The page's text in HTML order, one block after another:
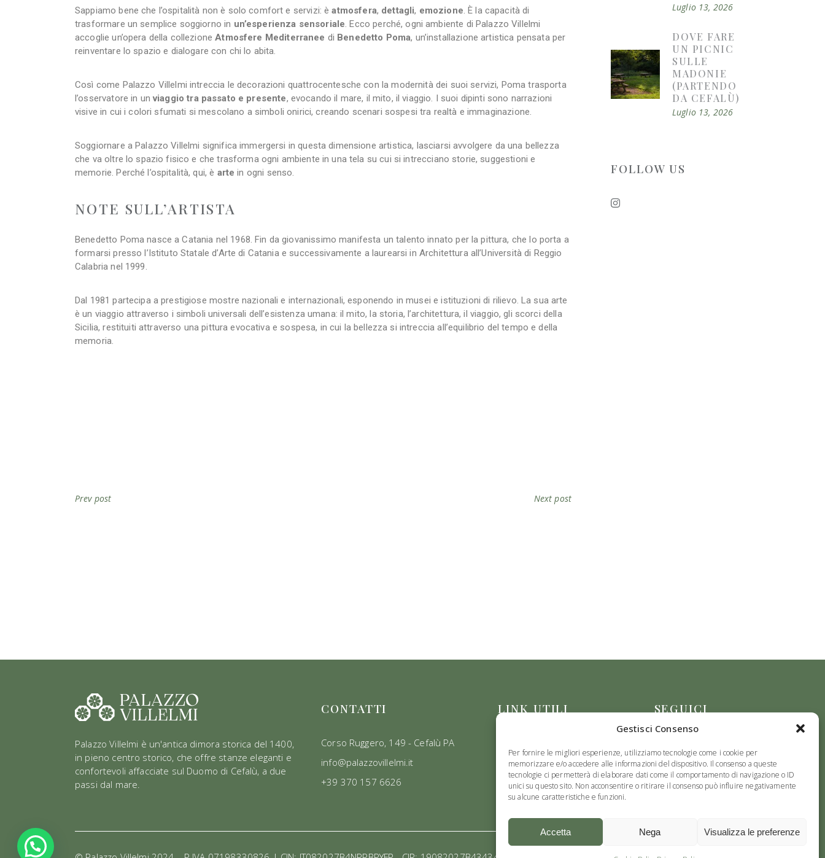
Gestisci Consenso
Per fornire le migliori esperienze, utilizziamo tecnologie come i cookie per
memorizzare e/o accedere alle informazioni del dispositivo. Il consenso a queste
tecnologie ci permetterà di elaborare dati come il comportamento di navigazione o ID
unici su questo sito. Non acconsentire o ritirare il consenso può influire negativamente
su alcune caratteristiche e funzioni.
Accetta Nega Visualizza le preferenze
Sappiamo bene che l’ospitalità non è solo comfort e servizi: èatmosfera, dettagli, emozione. È la capacità di
trasformare un semplice soggiorno in un’esperienza sensoriale. Ecco perché, ogni ambiente di Palazzo Villelmi
accoglie un’opera della collezioneAtmosfere Mediterranee di Benedetto Poma, un’installazione artistica pensata per
reinventare lo spazio e dialogare con chi lo abita.
Così come Palazzo Villelmi intreccia le decorazioni quattrocentesche con la modernità dei suoi servizi, Poma trasporta
l’osservatore in unviaggio tra passato e presente, evocando il mare, il mito, il viaggio. I suoi dipinti sono narrazioni
visive in cui i colori sfumati si mescolano a simboli onirici, creando scenari sospesi tra realtà e immaginazione.
Soggiornare a Palazzo Villelmi significa immergersi in questa dimensione artistica, lasciarsi avvolgere da una bellezza
che va oltre lo spazio fisico e che trasforma ogni ambiente in una tela su cui si intrecciano storie, suggestioni e
memorie. Perché l’ospitalità, qui, è arte in ogni senso.
NOTE SULL’ARTISTA
Benedetto Poma nasce a Catania nel 1968. Fin da giovanissimo manifesta un talento innato per la pittura, che lo porta a
formarsi presso l’Istituto Statale d’Arte di Catania e successivamente a laurearsi in Architettura all’Università di Reggio
Calabria nel 1999.
Dal 1981 partecipa a prestigiose mostre nazionali e internazionali, esponendo in musei e istituzioni di rilievo. La sua arte
è un viaggio attraverso i simboli universali dell’esistenza umana: il mito, la storia, l’architettura, il viaggio, gli scorci della
Sicilia, restituiti attraverso una pittura evocativa e sospesa, in cui la bellezza si intreccia all’equilibrio del tempo e della
memoria.
Prev post Next post
Luglio 13, 2026
DOVE FARE
UN PICNIC
SULLE
MADONIE
(PARTENDO
DA CEFALÙ)
Luglio 13, 2026
FOLLOW US
Palazzo Villelmi è un'antica dimora storica del 1400,
in pieno centro storico, che offre stanze eleganti e
confortevoli affacciate sul Duomo di Cefalù, a due
passi dal mare.
CONTATTI
Corso Ruggero, 149 - Cefalù PA
info@palazzovillelmi.it
+39 370 157 6626
LINK UTILI
Camere
Contatti
SEGUICI